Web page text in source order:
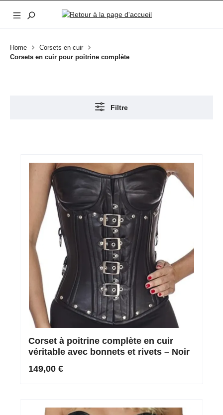
Passer au contenu principal
Home
Corsets en cuir
Corsets en cuir pour poitrine complète
Filtre
Corset à poitrine complète en cuir
véritable avec bonnets et rivets – Noir
149,00 €